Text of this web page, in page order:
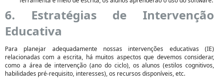
6. Estratégias de Intervenção
Educativa
Para planejar adequadamente nossas intervenções educativas (IE)
relacionadas com a escrita, há muitos aspectos que devemos considerar,
como a área de intervenção (ano do ciclo), os alunos (estilos cognitivos,
habilidades pré-requisito, interesses), os recursos disponíveis, etc.